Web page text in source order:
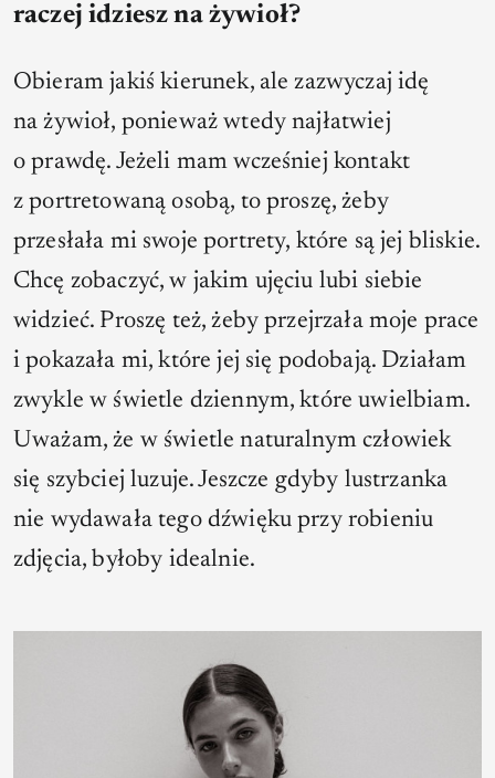
raczej idziesz na żywioł?
Obieram jakiś kierunek, ale zazwyczaj idę
na żywioł, ponieważ wtedy najłatwiej
o prawdę. Jeżeli mam wcześniej kontakt
z portretowaną osobą, to proszę, żeby
przesłała mi swoje portrety, które są jej bliskie.
Chcę zobaczyć, w jakim ujęciu lubi siebie
widzieć. Proszę też, żeby przejrzała moje prace
i pokazała mi, które jej się podobają. Działam
zwykle w świetle dziennym, które uwielbiam.
Uważam, że w świetle naturalnym człowiek
się szybciej luzuje. Jeszcze gdyby lustrzanka
nie wydawała tego dźwięku przy robieniu
zdjęcia, byłoby idealnie.